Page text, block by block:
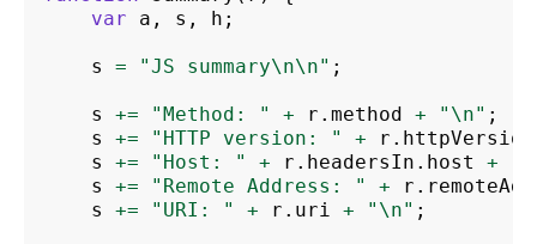
var
a , s , h ;
s = "JS summary\n\n" ;
s += "Method: " + r . method + "\n" ;
s
+= "HTTP version: " + r . httpVersion
s
+= "Host: " + r . headersIn . host +
s
+= "Remote Address: " + r .
s
+= "URI: " + r . uri + "\n" ;